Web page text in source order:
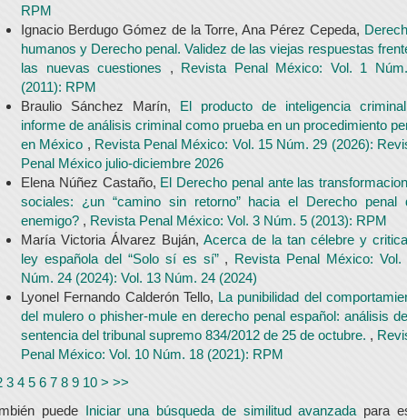
RPM
Ignacio Berdugo Gómez de la Torre, Ana Pérez Cepeda,
humanos y Derecho penal. Validez de las viejas respuestas
las nuevas cuestiones , Revista Penal México: Vol. 1
(2011): RPM
Braulio Sánchez Marín, El producto de inteligencia
informe de análisis criminal como prueba en un procedimiento
en México , Revista Penal México: Vol. 15 Núm. 29 (2026):
Penal México julio-diciembre 2026
Elena Núñez Castaño, El Derecho penal ante las
sociales: ¿un “camino sin retorno” hacia el Derecho penal
enemigo? , Revista Penal México: Vol. 3 Núm. 5 (2013): RPM
María Victoria Álvarez Buján, Acerca de la tan célebre y
ley española del “Solo sí es sí” , Revista Penal México: Vol.
Núm. 24 (2024): Vol. 13 Núm. 24 (2024)
Lyonel Fernando Calderón Tello, La punibilidad del
del mulero o phisher-mule en derecho penal español: análisis
sentencia del tribunal supremo 834/2012 de 25 de octubre. ,
Penal México: Vol. 10 Núm. 18 (2021): RPM
3 4 5 6 7 8 9 10 > >>
puede Iniciar una búsqueda de similitud avanzada para